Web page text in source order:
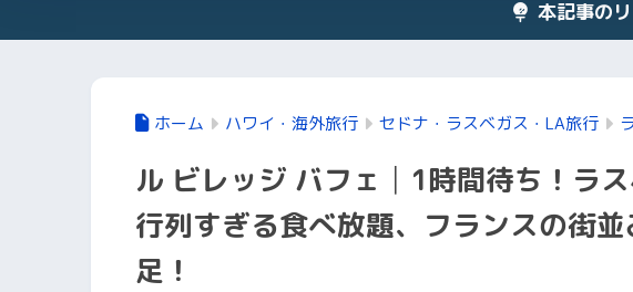
本記事の
ホーム ハワイ・海外旅行 セドナ・ラスベガス・LA旅行
ル ビレッジ バフェ│1時間待ち！ラ
行列すぎる食べ放題、フランスの街
足！